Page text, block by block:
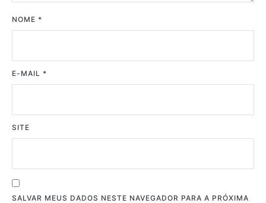
NOME *
E-MAIL *
SITE
SALVAR MEUS DADOS NESTE NAVEGADOR PARA A PRÓXIMA